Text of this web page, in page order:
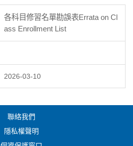
各科目修習名單勘誤表Errata on Cl
ass Enrollment List
2026-03-10
聯絡我們
隱私權聲明